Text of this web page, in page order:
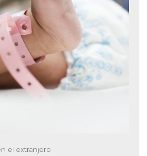
el extranjero